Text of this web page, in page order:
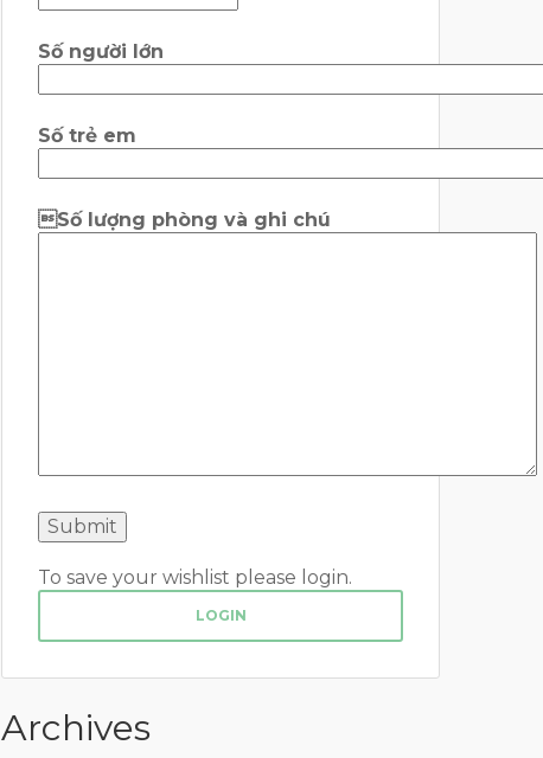
Số người lớn
Số trẻ em
Số lượng phòng và ghi chú
To save your wishlist please login.
LOGIN
Archives